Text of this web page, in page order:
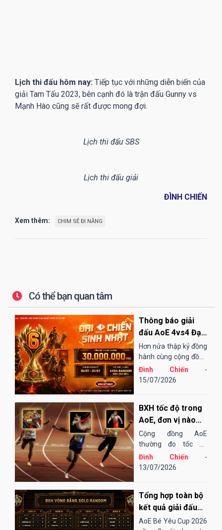
Lịch thi đấu hôm nay: Tiếp tục với những diễn biến của
giải Tam Tấu 2023, bên cạnh đó là trận đấu Gunny vs
Mạnh Hào cũng sẽ rất được mong đợi.
Lịch thi đấu SBS
Lịch thi đấu giải
ĐÌNH CHIẾN
Xem thêm: CHIM SẺ ĐI NẮNG
Có thể bạn quan tâm
Thông báo giải
đấu AoE 4vs4 Đại
Chiến Sinh Nhật
EGOPLAY
Hơn nửa thập kỷ đồng
hành cùng cộng đồng
AoE Việt Nam,
EGOPLAY đã không
sân chơi...
Đình Chiến -
15/07/2026
BXH tốc độ trong
AoE, đơn vị nào
"chạy" nhanh
nhất?
Cộng đồng AoE
thường đo tốc độ
chạy của các đơn vị
bằng cảm tính hoặc
song đôi khi lại không
thu hoạch được...
Đình Chiến -
13/07/2026
Tổng hợp toàn bộ
kết quả giải đấu
AoE Bé Yêu Cup
AoE Bé Yêu Cup 2026